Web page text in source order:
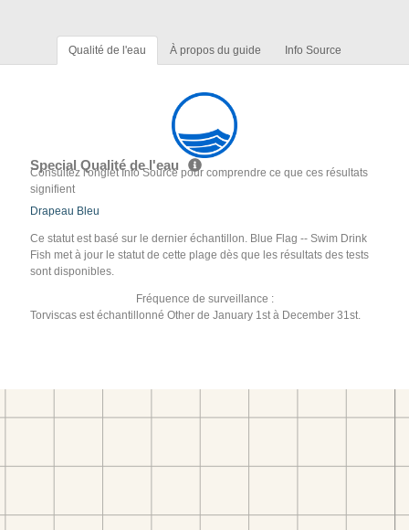
Qualité de l'eau À propos du guide Info Source
Special Qualité de l'eau
Consultez l'onglet Info Source pour comprendre ce que ces résultats
signifient
Drapeau Bleu
Ce statut est basé sur le dernier échantillon. Blue Flag -- Swim Drink
Fish met à jour le statut de cette plage dès que les résultats des tests
sont disponibles.
Fréquence de surveillance :
Torviscas est échantillonné Other de January 1st à December 31st.